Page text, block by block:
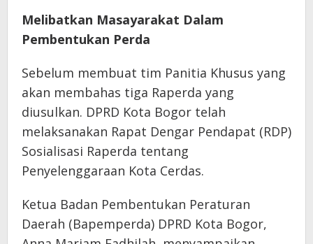
Melibatkan Masayarakat Dalam
Pembentukan Perda
Sebelum membuat tim Panitia Khusus yang
akan membahas tiga Raperda yang
diusulkan. DPRD Kota Bogor telah
melaksanakan Rapat Dengar Pendapat (RDP)
Sosialisasi Raperda tentang
Penyelenggaraan Kota Cerdas.
Ketua Badan Pembentukan Peraturan
Daerah (Bapemperda) DPRD Kota Bogor,